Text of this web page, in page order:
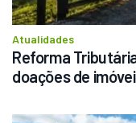
Atualidades
Reforma
doações de